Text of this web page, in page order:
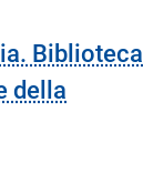
Biblioteca
della